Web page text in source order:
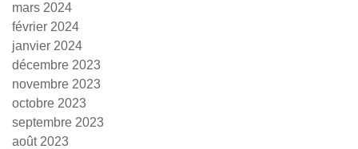
mars 2024
février 2024
janvier 2024
décembre 2023
novembre 2023
octobre 2023
septembre 2023
août 2023